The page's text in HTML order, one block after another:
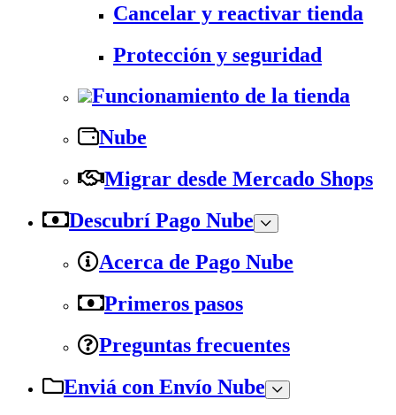
Cancelar y reactivar tienda
Protección y seguridad
Funcionamiento de la tienda
Nube
Migrar desde Mercado Shops
Descubrí Pago Nube
Acerca de Pago Nube
Primeros pasos
Preguntas frecuentes
Enviá con Envío Nube